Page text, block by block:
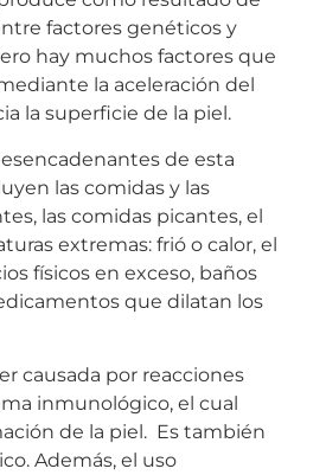
factores genéticos y
hay muchos factores que
la aceleración del
la superficie de la piel.
de esta
las comidas y las
las comidas picantes, el
extremas: frió o calor, el
físicos en exceso, baños
que dilatan los
causada por reacciones
inmunológico, el cual
de la piel. Es también
Además, el uso